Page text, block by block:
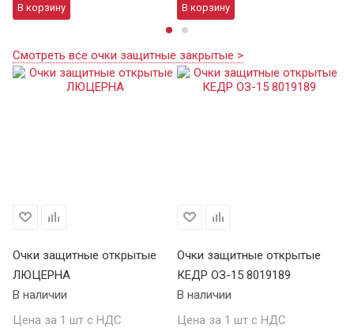
В корзину В корзину
Смотреть все очки защитные закрытые >
Очки защитные открытые
ЛЮЦЕРНА
В наличии
Цена за 1 шт с НДС
Очки защитные открытые
КЕДР ОЗ-15 8019189
В наличии
Цена за 1 шт с НДС